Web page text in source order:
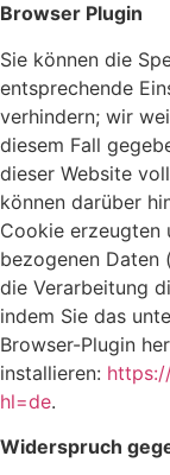
Browser Plugin
Sie können die
entsprechende
verhindern; wir
diesem Fall
dieser Website
können darüber
Cookie erzeugten
bezogenen Daten
die Verarbeitung
indem Sie das
Browser-Plugin
installieren:
hl=de.
Widerspruch